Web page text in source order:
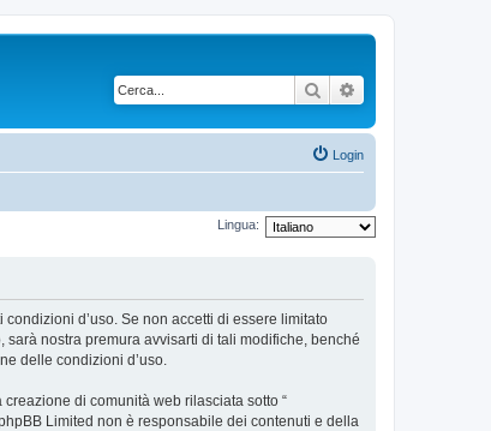
Cerca
Login
Lingua:
condizioni d’uso. Se non accetti di essere limitato
sarà nostra premura avvisarti di tali modifiche, benché
delle condizioni d’uso.
creazione di comunità web rilasciata sotto “
Limited non è responsabile dei contenuti e della